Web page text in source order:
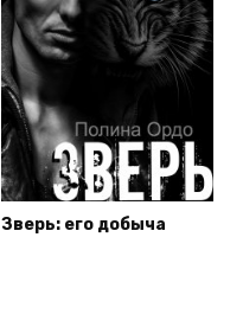
Зверь: его добыча